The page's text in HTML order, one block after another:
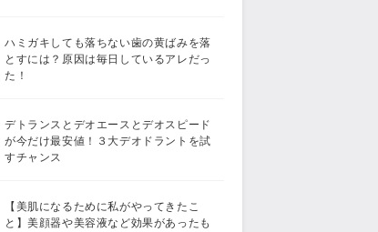
ハミガキしても落ちない歯の黄ばみを落
とすには？原因は毎日しているアレだっ
た！
デトランスとデオエースとデオスピード
が今だけ最安値！３大デオドラントを試
すチャンス
【美肌になるために私がやってきたこ
と】美顔器や美容液など効果があったも